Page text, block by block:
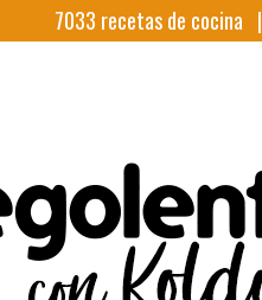
7033 recetas de cocina |